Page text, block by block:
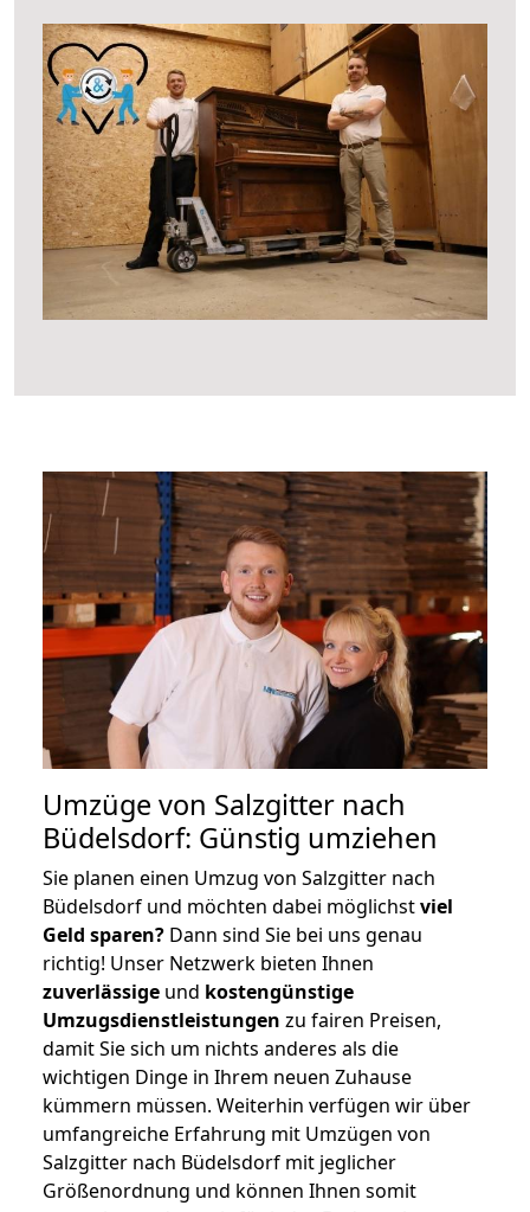
Umzüge von Salzgitter nach
Büdelsdorf: Günstig umziehen
Sie planen einen Umzug von Salzgitter nach
Büdelsdorf und möchten dabei möglichstviel
Geld sparen? Dann sind Sie bei uns genau
richtig! Unser Netzwerk bieten Ihnen
zuverlässige und kostengünstige
Umzugsdienstleistungen zu fairen Preisen,
damit Sie sich um nichts anderes als die
wichtigen Dinge in Ihrem neuen Zuhause
kümmern müssen. Weiterhin verfügen wir über
umfangreiche Erfahrung mit Umzügen von
Salzgitter nach Büdelsdorf mit jeglicher
Größenordnung und können Ihnen somit